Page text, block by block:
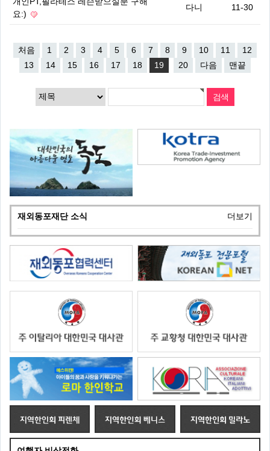
요:)
다니 11-30
처음 1 2 3 4 5 6 7 8 9 10 11
12
13
14 15 16 17 18 19 20 다음 맨끝
재외동포재단 소식 더보기